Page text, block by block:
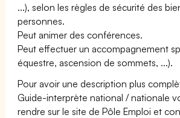
...), selon les règles de sécurité des
personnes.
Peut animer des conférences.
Peut effectuer un accompagnement
équestre, ascension de sommets, ...).
Pour avoir une description plus
Guide-interprète national / nationale
rendre sur le site de Pôle Emploi et